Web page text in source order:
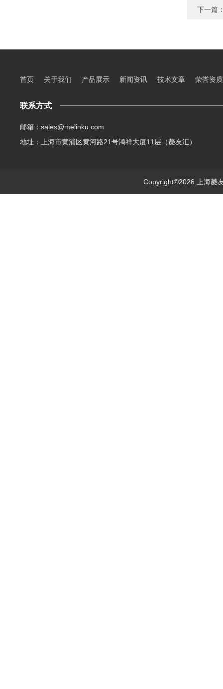
下一篇
首页 关于我们 产品展示 新闻资讯 技术文章 荣誉资质
联系方式
邮箱：sales@melinku.com
地址：上海市黄浦区黄河路21号鸿祥大厦11层（菱友汇）
Copyright©2026 上海菱